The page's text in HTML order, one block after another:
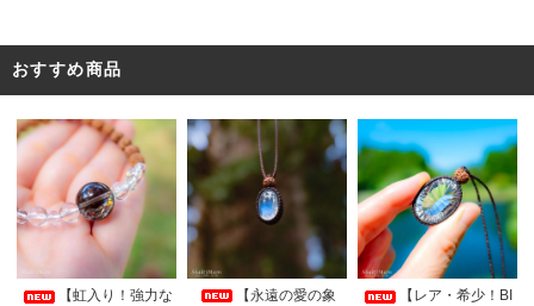
おすすめ商品
【虹入り！強力な
【永遠の愛の象
【レア・希少！BI